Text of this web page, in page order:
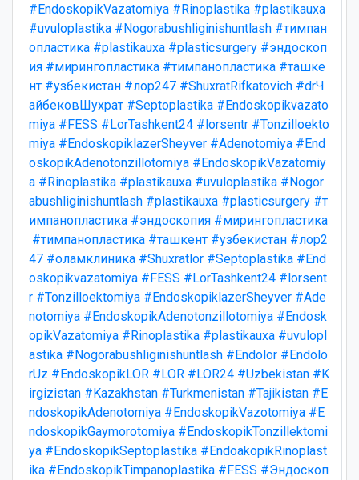
#EndoskopikVazatomiya #Rinoplastika #plastikauxa
#uvuloplastika #Nogorabushliginishuntlash #тимпан
опластика #plastikauxa #plasticsurgery #эндоскоп
ия #мирингопластика #тимпанопластика #ташке
нт #узбекистан #лор247 #ShuxratRifkatovich #drЧ
айбековШухрат #Septoplastika #Endoskopikvazato
miya #FESS #LorTashkent24 #lorsentr #Tonzilloekto
miya #EndoskopiklazerSheyver #Adenotomiya #End
oskopikAdenotonzillotomiya #EndoskopikVazatomiy
a #Rinoplastika #plastikauxa #uvuloplastika #Nogor
abushliginishuntlash #plastikauxa #plasticsurgery #т
импанопластика #эндоскопия #мирингопластика
#тимпанопластика #ташкент #узбекистан #лор2
47 #оламклиника #Shuxratlor #Septoplastika #End
oskopikvazatomiya #FESS #LorTashkent24 #lorsent
r #Tonzilloektomiya #EndoskopiklazerSheyver #Ade
notomiya #EndoskopikAdenotonzillotomiya #Endosk
opikVazatomiya #Rinoplastika #plastikauxa #uvulopl
astika #Nogorabushliginishuntlash #Endolor #Endolo
rUz #EndoskopikLOR #LOR #LOR24 #Uzbekistan #K
irgizistan #Kazakhstan #Turkmenistan #Tajikistan #E
ndoskopikAdenotomiya #EndoskopikVazotomiya #E
ndoskopikGaymorotomiya #EndoskopikTonzillektomi
ya #EndoskopikSeptoplastika #EndoakopikRinoplast
ika #EndoskopikTimpanoplastika #FESS #Эндоскоп